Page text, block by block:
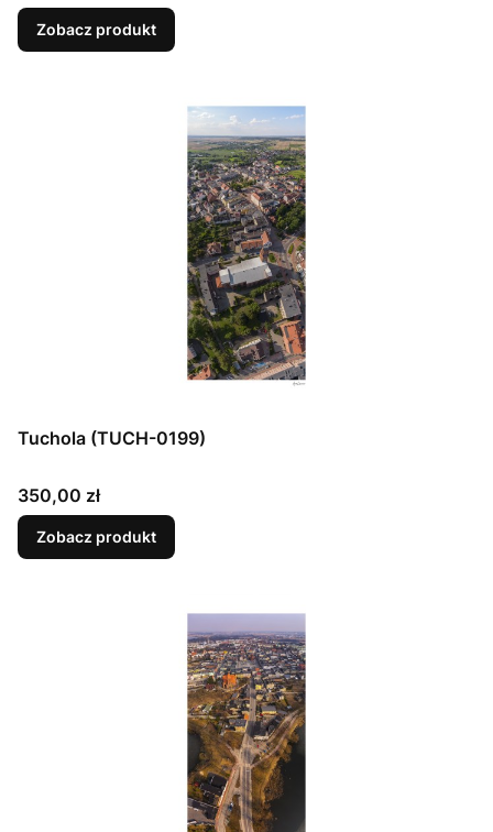
Zobacz produkt
Tuchola (TUCH-0199)
Cena
350,00 zł
Zobacz produkt